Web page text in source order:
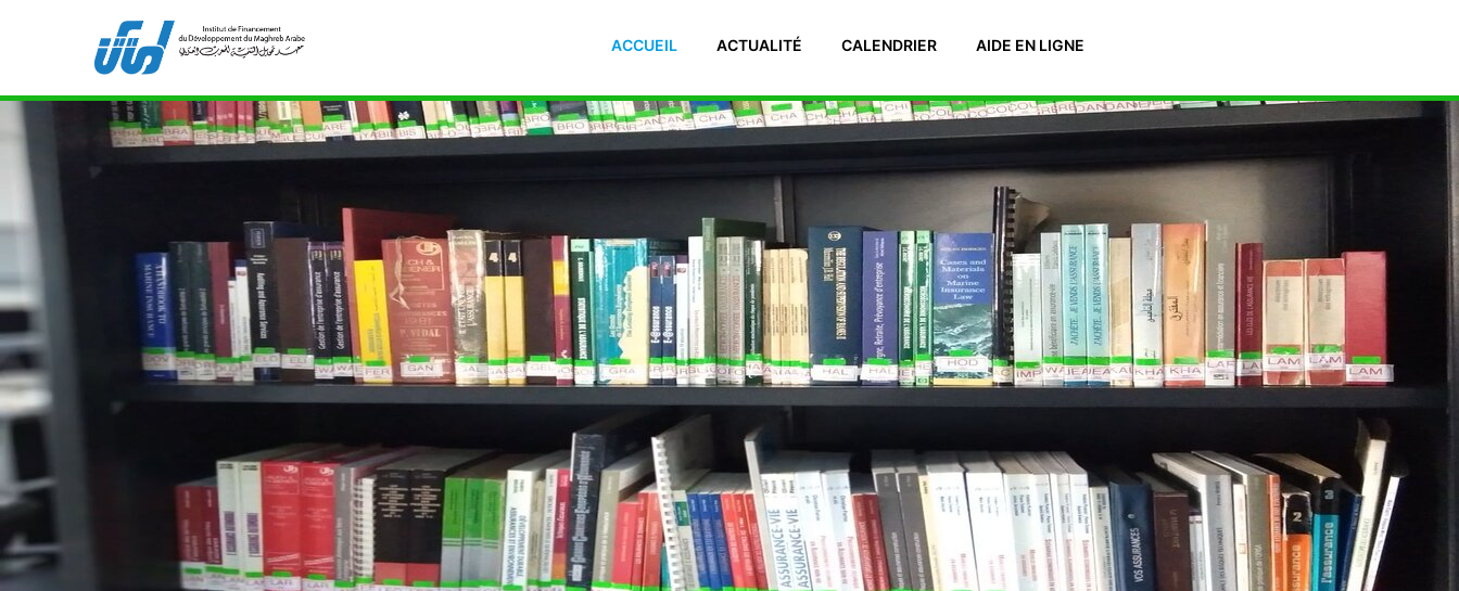
Bibliothèque de l'IFID 8, Avenue Tahar Ben Ammar El Manar II. 2092 Tunisie Téléphone : (+216) 71 885 011/ 71885
211
ifidmag.inst@ifid.org.tn
ACCUEIL ACTUALITÉ CALENDRIER AIDE EN LIGNE